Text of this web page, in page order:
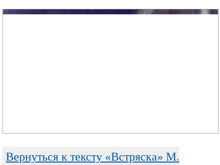
Вернуться к тексту «Встряска» М.